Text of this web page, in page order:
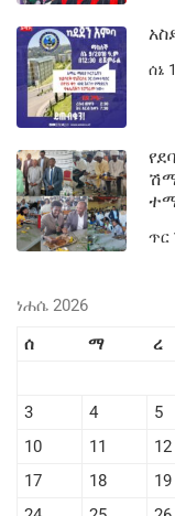
ሰኔ
ጥር
ነሐሴ 2026
ሰ
ማ ረ
3
4 5
10
11 12
17
18 19